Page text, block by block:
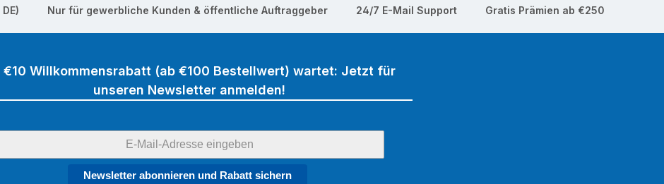
Nur für gewerbliche Kunden & öffentliche Auftraggeber 24/7 E-Mail Support Gratis Prämien ab €250
€10 Willkommensrabatt (ab €100 Bestellwert) wartet: Jetzt für
unseren Newsletter anmelden!
Newsletter abonnieren und Rabatt sichern